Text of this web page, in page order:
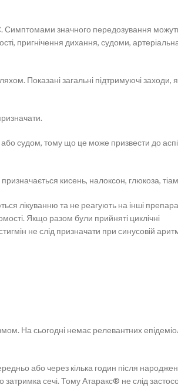
Симптомами значного передозування
пригнічення дихання, судоми,
Показані загальні підтримуючі заходи,
судом, тому що це може призвести до
кисень, налоксон, глюкоза,
лікуванню та не реагують на інші
Якщо разом були прийняті циклічні
не слід призначати при синусовій
На сьогодні немає релевантних
або через кілька годин після
затримка сечі. Тому Атаракс® не слід